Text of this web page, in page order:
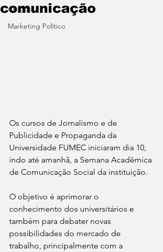
Artigos
Marketing Político
comunicação
Os cursos de Jornalismo e de
Publicidade e Propaganda da
Universidade FUMEC iniciaram dia 10,
indo até amanhã, a Semana Acadêmica
de Comunicação Social da instituição.
O objetivo é aprimorar o
conhecimento dos universitários e
também para debater novas
possibilidades do mercado de
trabalho, principalmente com a